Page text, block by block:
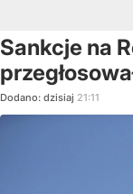
Sankcje na
Dodano: dzisiaj 21:11